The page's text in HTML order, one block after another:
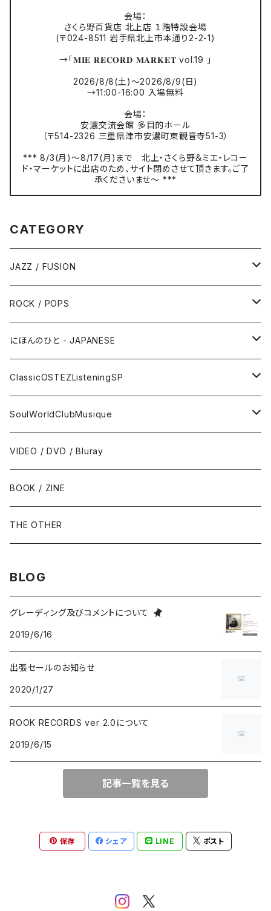
会場：
さくら野百貨店 北上店 １階特設会場
(〒024-8511 岩手県北上市本通り2-2-1)
→「𝐌𝐈𝐄 𝐑𝐄𝐂𝐎𝐑𝐃 𝐌𝐀𝐑𝐊𝐄𝐓 vol.19 」
2026/8/8(土)〜2026/8/9(日)
→11:00-16:00 入場無料
会場：
安濃交流会館 多目的ホール
（〒514-2326 三重県津市安濃町東観音寺51-3）
*** 8/3(月)〜8/17(月)まで 北上・さくら野＆ミエ・レコー
ド・マーケットに出店のため、サイト閉めさせて頂きます。ご了
承くださいませ〜 ***
CATEGORY
JAZZ / FUSION
ピアノ - Piano
サックス - Saxophone
トランペット - Trumpet
トロンボーン - Trombone
フルート/クラリネット - Flute / Clarinet
ヴァイヴ/オルガン - Vibraphone/organ
ギター・ベース・ドラム - g / b / ds
Accordion / Bandoneon
group / session
BLUE NOTE
にほんのJAZZ
big band / trad / swing
ROCK / POPS
50s-60s POPULAR VOCAL / OLDIES
SURF / INSTRO
FOLK / SSW
COUNTRY / BLUEGRASS
HILLBILLY / ROCKABILLY / R&R
70s-moderns POPS
NEO ROCKABILLY / PSYCHOBILLY
PROGRESSIVE ROCK / PSYCHEDELIA
GARAGE PUNK / TRASH PUNK
POWER POP / NEO MOD / PUB ROCK
PUNK ROCK
POP PUNK / MELODIC PUNK
NEO SKA / 2TONE / SKA PUNK
にほんのひと - JAPANESE
グループサウンズ - GS
にほんのポップス
アイドル
ニューミュージック / にほんのフォーク
にほんのロック
にほんのハードロック・ヘヴィメタル
歌謡曲
演歌 / 懐メロ
民謡・音頭・俗謡
落語・浪曲・芸能
ClassicOSTEZListeningSP
CLASSIC
サウンド・トラック/映画音楽 - SOUNDTRACKS
にほんのテレビ主題歌・テーマ
COMEDY / SPOKEN WORD / READING
NOVELTY / SABPM
現代音楽Contemporary / PostModern
AVANT / EXPERIMENTAL / NOISE
NEW AGE / HEALING
SP
SoulWorldClubMusique
SOUL / FUNK
BLUES
GOSPEL / CCM
ROOTS REGGAE / DUB
FOLKLORE - フォルクローレ
HAWAIIAN
LATIN / BRASIL / BOSSA NOVA
AFRO / CUBAN
VIDEO / DVD / Bluray
BOOK / ZINE
THE OTHER
BLOG
グレーディング及びコメントについて
2019/6/16
出張セールのお知らせ
2020/1/27
ROOK RECORDS ver 2.0について
2019/6/15
記事一覧を見る
保存 シェア LINE ポスト